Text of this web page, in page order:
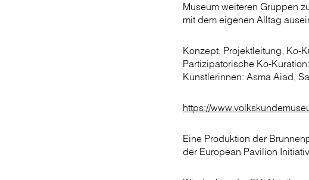
Museum weiteren Gruppen
mit dem eigenen Alltag
Konzept, Projektleitung, Ko-
Partizipatorische Ko-
Künstlerinnen: Asma Aiad,
https://
Eine Produktion der
der European Pavilion